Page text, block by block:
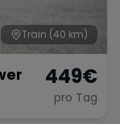
Train (40 km)
449€
pro Tag